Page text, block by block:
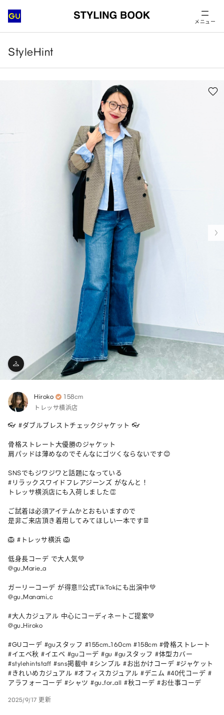
メニュー
StyleHint
Hiroko 158cm
トレッサ横浜店
👓 #ダブルブレストチェックジャケット 👓
骨格ストレート大優勝のジャケット
肩パッドは薄めなのでそんなにゴツくならないです😊
SNSでもジワジワと話題になっている
#リラックスワイドフレアジーンズ がなんと！
トレッサ横浜店にも入荷しました👏
ご試着は必須アイテムかとおもいますので
是非ご来店頂き着用してみてほしい一本です👖
🦁 #トレッサ横浜 🦁
低身長コーデ で大人気💚
@gu_Marie_a
ガーリーコーデ が得意‼︎公式TikTokにも出演中💚
@gu_Manami_c
#大人カジュアル 中心にコーディネートご提案💚
@gu_Hiroko
#GUコーデ #guスタッフ #155cm_160cm #158cm #骨格ストレート
#イエベ秋 #イエベ #guコーデ #gu #guスタッフ #体型カバー
#stylehintstaff #sns掲載中 #シンプル #お出かけコーデ #ジャケット
#きれいめカジュアル #オフィスカジュアル #デニム #40代コーデ #
アラフォーコーデ #シャツ #gu_for_all #秋コーデ #お仕事コーデ
2025/9/17 更新